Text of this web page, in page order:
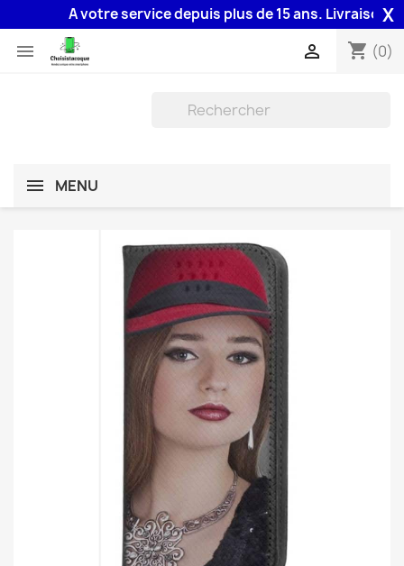
A votre service depuis plus de 15 ans. Livraison X
 shopping_cart (0)

MENU